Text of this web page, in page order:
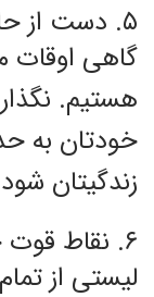
۵. دست از حال گیری خودتان بردارید
گاهی اوقات
هستیم.
خودتان به
زندگیتان
۶. نقاط قوت خودرا بشناسید
لیستی از